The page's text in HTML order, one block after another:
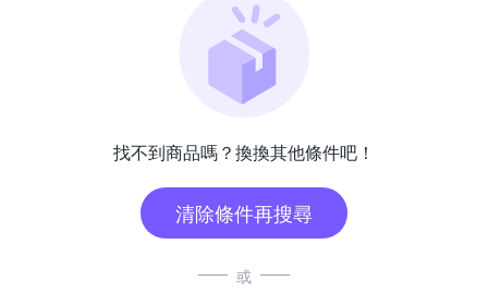
找不到商品嗎？換換其他條件吧！
清除條件再搜尋
或